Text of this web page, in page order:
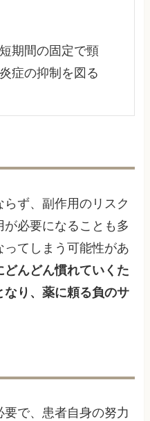
期間の固定で頸
症の抑制を図る
ず、副作用のリスク
必要になることも多
ってしまう可能性があ
どんどん慣れていくた
り、薬に頼る負のサ
で、患者自身の努力